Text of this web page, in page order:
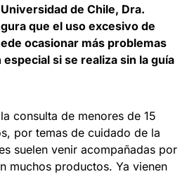
de Chile, Dra.
que el uso excesivo de
ocasionar más problemas
si se realiza sin la guía
consulta de menores de 15
por temas de cuidado de la
suelen venir acompañadas por
muchos productos. Ya vienen